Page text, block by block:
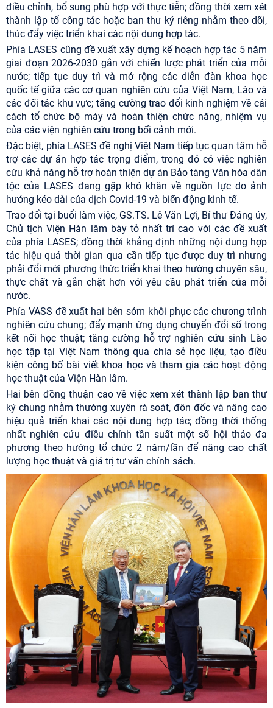
điều chỉnh, bổ sung phù hợp với thực tiễn; đồng thời xem xét
thành lập tổ công tác hoặc ban thư ký riêng nhằm theo dõi,
thúc đẩy việc triển khai các nội dung hợp tác.
Phía LASES cũng đề xuất xây dựng kế hoạch hợp tác 5 năm
giai đoạn 2026-2030 gắn với chiến lược phát triển của mỗi
nước; tiếp tục duy trì và mở rộng các diễn đàn khoa học
quốc tế giữa các cơ quan nghiên cứu của Việt Nam, Lào và
các đối tác khu vực; tăng cường trao đổi kinh nghiệm về cải
cách tổ chức bộ máy và hoàn thiện chức năng, nhiệm vụ
của các viện nghiên cứu trong bối cảnh mới.
Đặc biệt, phía LASES đề nghị Việt Nam tiếp tục quan tâm hỗ
trợ các dự án hợp tác trọng điểm, trong đó có việc nghiên
cứu khả năng hỗ trợ hoàn thiện dự án Bảo tàng Văn hóa dân
tộc của LASES đang gặp khó khăn về nguồn lực do ảnh
hưởng kéo dài của dịch Covid-19 và biến động kinh tế.
Trao đổi tại buổi làm việc, GS.TS. Lê Văn Lợi, Bí thư Đảng ủy,
Chủ tịch Viện Hàn lâm bày tỏ nhất trí cao với các đề xuất
của phía LASES; đồng thời khẳng định những nội dung hợp
tác hiệu quả thời gian qua cần tiếp tục được duy trì nhưng
phải đổi mới phương thức triển khai theo hướng chuyên sâu,
thực chất và gắn chặt hơn với yêu cầu phát triển của mỗi
nước.
Phía VASS đề xuất hai bên sớm khôi phục các chương trình
nghiên cứu chung; đẩy mạnh ứng dụng chuyển đổi số trong
kết nối học thuật; tăng cường hỗ trợ nghiên cứu sinh Lào
học tập tại Việt Nam thông qua chia sẻ học liệu, tạo điều
kiện công bố bài viết khoa học và tham gia các hoạt động
học thuật của Viện Hàn lâm.
Hai bên đồng thuận cao về việc xem xét thành lập ban thư
ký chung nhằm thường xuyên rà soát, đôn đốc và nâng cao
hiệu quả triển khai các nội dung hợp tác; đồng thời thống
nhất nghiên cứu điều chỉnh tần suất một số hội thảo đa
phương theo hướng tổ chức 2 năm/lần để nâng cao chất
lượng học thuật và giá trị tư vấn chính sách.